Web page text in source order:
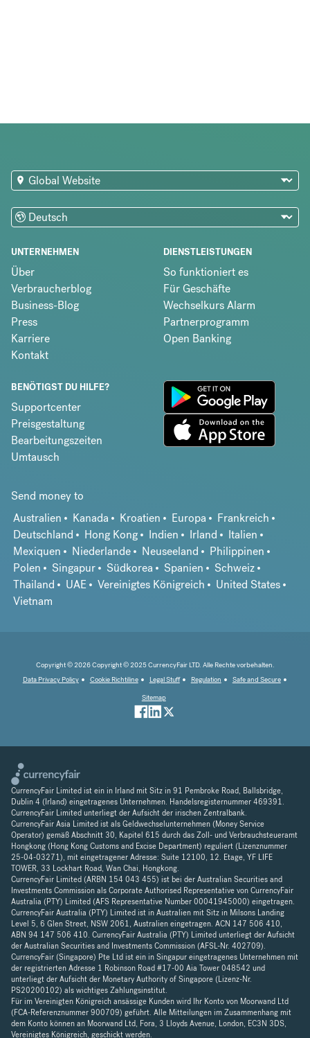
UNTERNEHMEN
Über
Verbraucherblog
Business-Blog
Press
Karriere
Kontakt
DIENSTLEISTUNGEN
So funktioniert es
Für Geschäfte
Wechselkurs Alarm
Partnerprogramm
Open Banking
BENÖTIGST DU HILFE?
Supportcenter
Preisgestaltung
Bearbeitungszeiten
Umtausch
Send money to
Australien
Kanada Kroatien Europa
Frankreich
Deutschland
Hong Kong Indien Irland
Italien
Mexiquen
Niederlande Neuseeland
Philippinen
Polen
Singapur Südkorea Spanien
Schweiz
Thailand
UAE Vereinigtes Königreich
United States
Vietnam
Copyright © 2026 Copyright © 2025 CurrencyFair LTD. Alle Rechte vorbehalten.
Data Privacy Policy
Cookie Richtiline Legal Stuff Regulation
Safe and Secure
Sitemap
CurrencyFair Limited ist ein in Irland mit Sitz in 91 Pembroke Road, Ballsbridge,
Dublin 4 (Irland) eingetragenes Unternehmen. Handelsregisternummer 469391.
CurrencyFair Limited unterliegt der Aufsicht der irischen Zentralbank.
CurrencyFair Asia Limited ist als Geldwechselunternehmen (Money Service
Operator) gemäß Abschnitt 30, Kapitel 615 durch das Zoll- und Verbrauchsteueramt
Hongkong (Hong Kong Customs and Excise Department) reguliert (Lizenznummer
25-04-03271), mit eingetragener Adresse: Suite 12100, 12. Etage, YF LIFE
TOWER, 33 Lockhart Road, Wan Chai, Hongkong.
CurrencyFair Limited (ARBN 154 043 455) ist bei der Australian Securities and
Investments Commission als Corporate Authorised Representative von CurrencyFair
Australia (PTY) Limited (AFS Representative Number 00041945000) eingetragen.
CurrencyFair Australia (PTY) Limited ist in Australien mit Sitz in Milsons Landing
Level 5, 6 Glen Street, NSW 2061, Australien eingetragen. ACN 147 506 410,
ABN 94 147 506 410. CurrencyFair Australia (PTY) Limited unterliegt der Aufsicht
der Australian Securities and Investments Commission (AFSL-Nr. 402709).
CurrencyFair (Singapore) Pte Ltd ist ein in Singapur eingetragenes Unternehmen mit
der registrierten Adresse 1 Robinson Road #17-00 Aia Tower 048542 und
unterliegt der Aufsicht der Monetary Authority of Singapore (Lizenz-Nr.
PS20200102) als wichtiges Zahlungsinstitut.
Für im Vereinigten Königreich ansässige Kunden wird Ihr Konto von Moorwand Ltd
(FCA-Referenznummer 900709) geführt. Alle Mitteilungen im Zusammenhang mit
dem Konto können an Moorwand Ltd, Fora, 3 Lloyds Avenue, London, EC3N 3DS,
Vereinigtes Königreich, geschickt werden.